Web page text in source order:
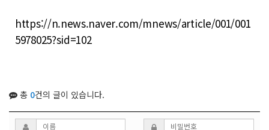
https://n.news.naver.com/mnews/article/001/001
5978025?sid=102
총 0건의 글이 있습니다.